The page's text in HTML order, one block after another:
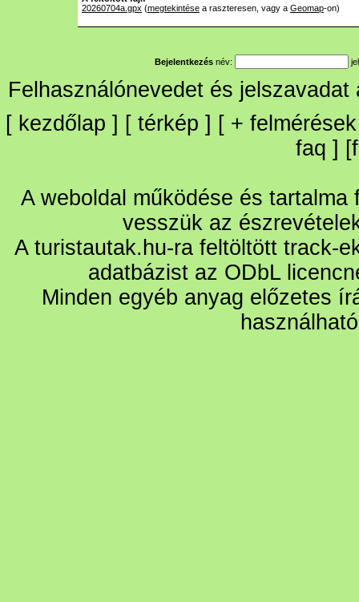
20260704a.gpx (megtekintése a raszteresen, vagy a Geomap-on)
Bejelentkezés név:
Felhasználónevedet és
[ kezdőlap ] [ térkép ] [ + felmérések
faq ] [
A weboldal működése és
vesszük az
A turistautak.hu-ra feltöltött track-
adatbázist az ODbL
Minden egyéb anyag előzetes